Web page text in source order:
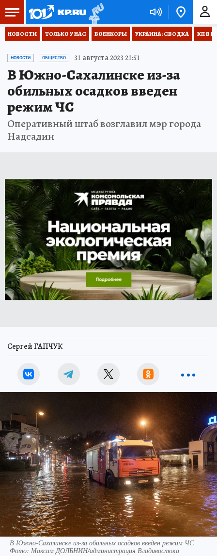
НОВОСТИ ТОЛЬКО У НАС ВОЕНКОРЫ УКРАИНА: СВОДКА КП В
НОВОСТИ ОБЩЕСТВО 31 августа 2023 21:51
В Южно-Сахалинске из-за
обильных осадков введен
режим ЧС
Оперативный штаб возглавил мэр города
Надсадин
Сергей ГАПЧУК
В Южно-Сахалинске из-за обильных осадков введен режим ЧС
Фото: Максим ДОЛБНИН/администрация Владивостока